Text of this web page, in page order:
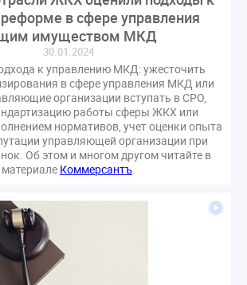
в сфере управления
имуществом МКД
30.01.2024
к управлению МКД: ужесточить
в сфере управления МКД или
организации вступать в СРО,
работы сферы ЖКХ или
нормативов, учет оценки опыта
управляющей организации при
Об этом и многом другом читайте в
материале Коммерсантъ.